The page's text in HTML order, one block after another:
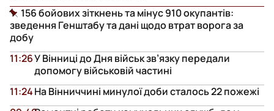
156 бойових зіткнень та мінус 910 окупантів:
зведення Генштабу та дані щодо втрат ворога за
добу
У Вінниці до Дня військ зв’язку передали
допомогу військовій частині
11:26
На Вінниччині минулої доби сталось 22 пожежі
11:24